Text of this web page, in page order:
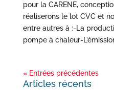
pour la CARENE,
réaliserons le lot CVC et
entre autres à :-La
pompe à chaleur-
« Entrées précédentes
Articles récents